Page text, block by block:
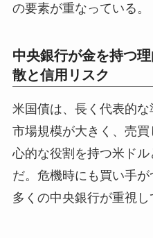
の要素が重なっている。
中央銀行が金を持つ
散と信用リスク
米国債は、長く代表的な
市場規模が大きく、売
心的な役割を持つ米ド
だ。危機時にも買い手が
多くの中央銀行が重視し